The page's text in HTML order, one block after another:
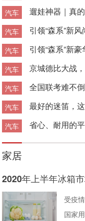
汽车 遛娃神器｜真
汽车 引领“森系”新
汽车 引领“森系”新
汽车 京城德比大战
汽车 全国联考难不
汽车 最好的迷笛，
汽车 省心、耐用的
家居
2020年上半年冰箱
受疫
国家